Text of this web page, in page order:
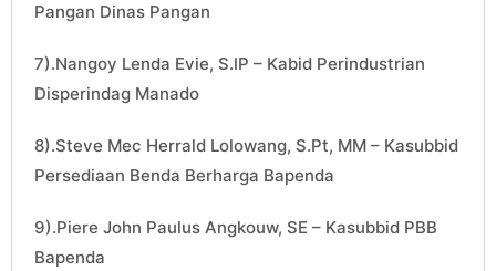
Pangan Dinas Pangan
7).Nangoy Lenda Evie, S.IP – Kabid Perindustrian
Disperindag Manado
8).Steve Mec Herrald Lolowang, S.Pt, MM – Kasubbid
Persediaan Benda Berharga Bapenda
9).Piere John Paulus Angkouw, SE – Kasubbid PBB
Bapenda